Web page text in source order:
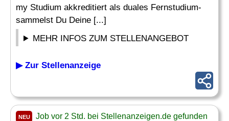
my Studium akkreditiert als duales Fernstudium-
sammelst Du Deine [...]
MEHR INFOS ZUM STELLENANGEBOT
▶ Zur Stellenanzeige
NEU Job vor 2 Std. bei Stellenanzeigen.de gefunden